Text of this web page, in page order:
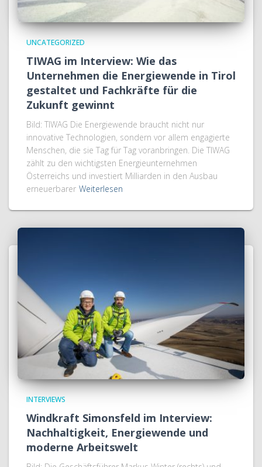
UNCATEGORIZED
TIWAG im Interview: Wie das
Unternehmen die Energiewende in Tirol
gestaltet und Fachkräfte für die
Zukunft gewinnt
Bild: TIWAG Die Energiewende braucht nicht nur
innovative Technologien, sondern vor allem engagierte
Menschen, die sie Tag für Tag voranbringen. Die TIWAG
zählt zu den wichtigsten Energieunternehmen
Österreichs und investiert Milliarden in den Ausbau
erneuerbarer Weiterlesen
INTERVIEWS
Windkraft Simonsfeld im Interview:
Nachhaltigkeit, Energiewende und
moderne Arbeitswelt